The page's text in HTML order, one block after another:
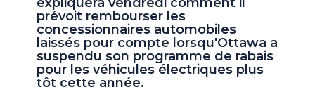
prévoit rembourser les
concessionnaires automobiles
laissés pour compte lorsqu'Ottawa a
suspendu son programme de rabais
pour les véhicules électriques plus
tôt cette année.